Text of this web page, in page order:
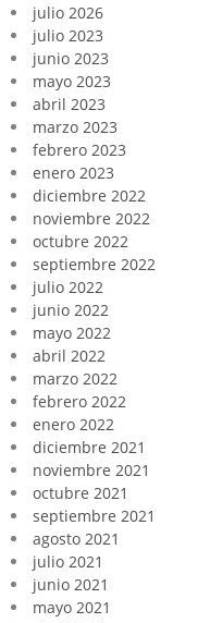
julio 2026
julio 2023
junio 2023
mayo 2023
abril 2023
marzo 2023
febrero 2023
enero 2023
diciembre 2022
noviembre 2022
octubre 2022
septiembre 2022
julio 2022
junio 2022
mayo 2022
abril 2022
marzo 2022
febrero 2022
enero 2022
diciembre 2021
noviembre 2021
octubre 2021
septiembre 2021
agosto 2021
julio 2021
junio 2021
mayo 2021